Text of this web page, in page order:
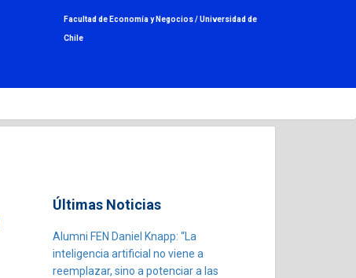
Facultad de Economía y Negocios /Universidad de
Chile
Últimas Noticias
Alumni FEN Daniel Knapp: “La
inteligencia artificial no viene a
reemplazar, sino a potenciar a las